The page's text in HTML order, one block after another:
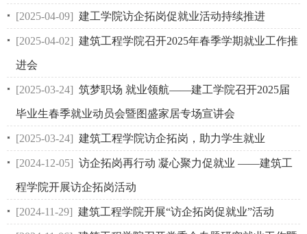
[2025-04-09] 建工学院访企拓岗促就业活动持续推进
[2025-04-02] 建筑工程学院召开2025年春季学期就业工作推
进会
[2025-03-24] 筑梦职场 就业领航——建工学院召开2025届
毕业生春季就业动员会暨图盛家居专场宣讲会
[2025-03-24] 建筑工程学院访企拓岗，助力学生就业
[2024-12-05] 访企拓岗再行动 凝心聚力促就业 ——建筑工
程学院开展访企拓岗活动
[2024-11-29] 建筑工程学院开展“访企拓岗促就业”活动